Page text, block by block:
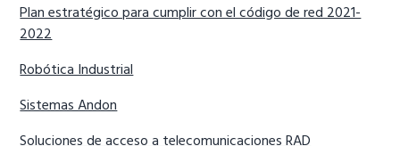
Plan estratégico para cumplir con el código de red 2021-
2022
Robótica Industrial
Sistemas Andon